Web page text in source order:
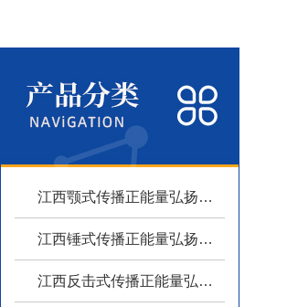
江西颚式传播正能量弘扬主旋律系列
江西锤式传播正能量弘扬主旋律系列
江西反击式传播正能量弘扬主旋律系列